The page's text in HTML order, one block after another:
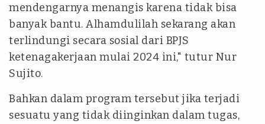
mendengarnya menangis karena tidak bisa
banyak bantu. Alhamdulilah sekarang akan
terlindungi secara sosial dari BPJS
ketenagakerjaan mulai 2024 ini," tutur Nur
Sujito.
Bahkan dalam program tersebut jika terjadi
sesuatu yang tidak diinginkan dalam tugas,